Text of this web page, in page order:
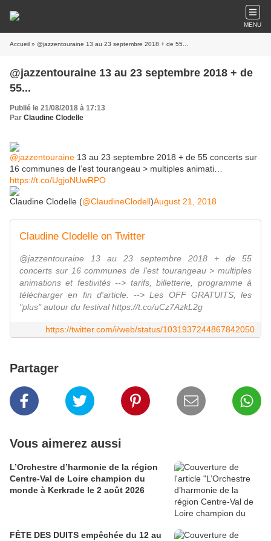
MENU
Accueil » @jazzentouraine 13 au 23 septembre 2018 + de 55...
@jazzentouraine 13 au 23 septembre 2018 + de
55...
Publié le 21/08/2018 à 17:13
Par Claudine Clodelle
@jazzentouraine 13 au 23 septembre 2018 + de 55 concerts sur
16 communes de l’est tourangeau > multiples animati…
https://t.co/UgjoNUwRPO
Claudine Clodelle (@ClaudineClodell)August 21, 2018
Claudine Clodelle on Twitter
@jazzentouraine 13 au 23 septembre 2018 + de 55
concerts sur 16 communes de l'est tourangeau > multiples
animations et festivités --> tarifs, billetterie, programme à
télécharger en fin d'article. --> Les OFF GRATUITS, les
"plus" autour du festival https://t.co/uCz7AzkL2g
https://twitter.com/i/web/status/1031937244867842050
Partager
Vous aimerez aussi
L’Orchestre d’harmonie de la région
Centre-Val de Loire champion du
monde à Kerkrade le 2 août 2026
FÊTE DES DUITS empêchée du 12 au